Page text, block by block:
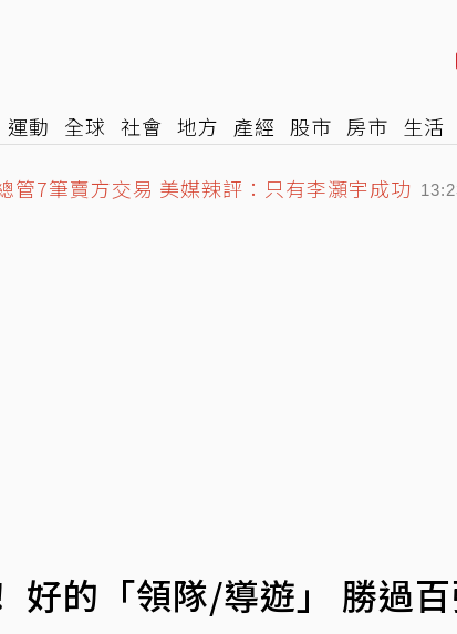
運動 全球 社會 地方 產經 股市 房市 生活
管7筆賣方交易 美媒辣評：只有李灝宇成功
暑輔失控！「折斷掃把刺眼」女老師受重傷恐失
好的「領隊/導遊」 勝過